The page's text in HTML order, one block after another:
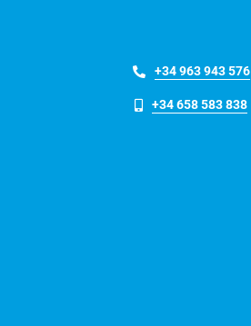
+34 963 943 576
+34 658 583 838